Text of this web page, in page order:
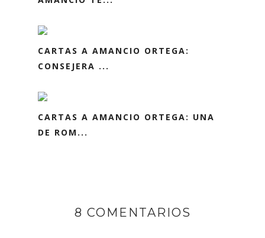
CARTAS A AMANCIO ORTEGA:
CONSEJERA ...
CARTAS A AMANCIO ORTEGA: UNA
DE ROM...
8 COMENTARIOS